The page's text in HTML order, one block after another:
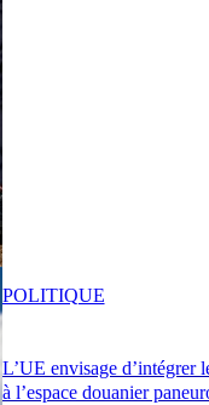
L’UE envisage d’intégrer
à l’espace douanier
POLITIQUE